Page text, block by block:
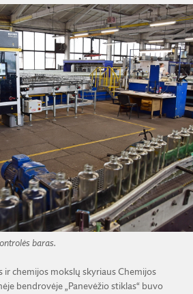
baras.
ir chemijos mokslų skyriaus Chemijos
bendrovėje „Panevėžio stiklas“ buvo